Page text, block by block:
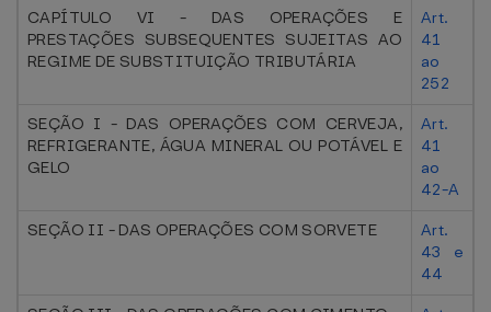
CAPÍTULO VI - DAS OPERAÇÕES E
PRESTAÇÕES SUBSEQUENTES SUJEITAS AO
REGIME DE SUBSTITUIÇÃO TRIBUTÁRIA
Art.
41
ao
252
SEÇÃO I - DAS OPERAÇÕES COM CERVEJA,
REFRIGERANTE, ÁGUA MINERAL OU POTÁVEL E
GELO
Art.
41
ao
42-A
SEÇÃO II - DAS OPERAÇÕES COM SORVETE
Art.
43 e
44